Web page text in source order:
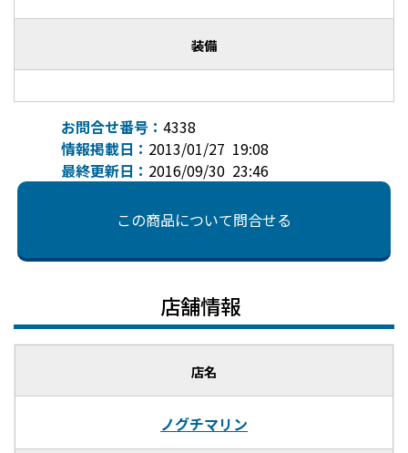
装備
お問合せ番号：4338
情報掲載日： 2013/01/27 19:08
最終更新日： 2016/09/30 23:46
この商品について問合せる
店舗情報
店名
ノグチマリン